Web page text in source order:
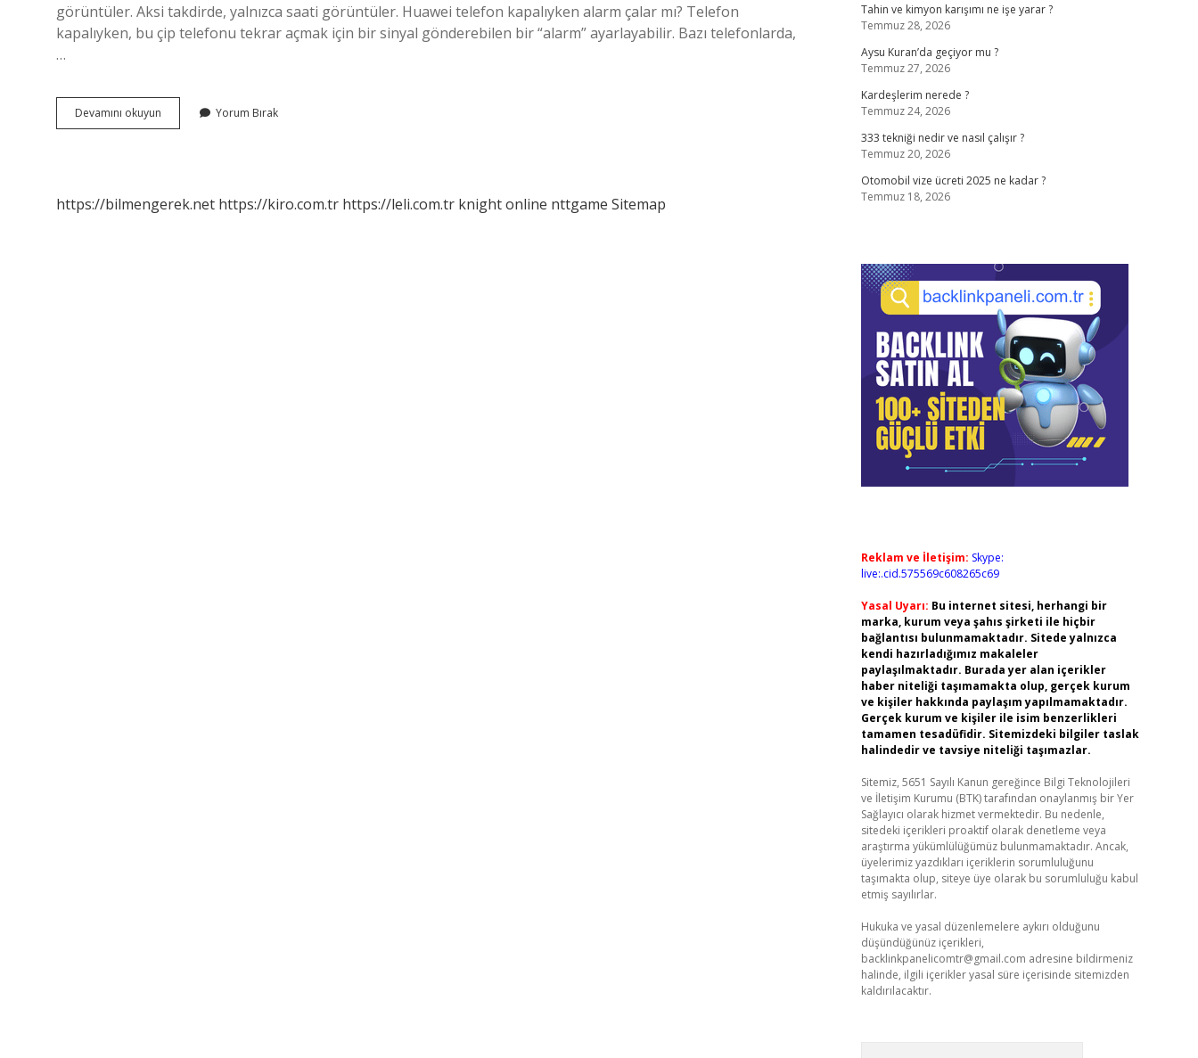
görüntüler. Aksi takdirde, yalnızca saati görüntüler. Huawei telefon kapalıyken alarm çalar mı? Telefon
kapalıyken, bu çip telefonu tekrar açmak için bir sinyal gönderebilen bir “alarm” ayarlayabilir. Bazı telefonlarda,
…
Devamını okuyun
Alarm
Yorum Bırak
https://bilmengerek.net https://kiro.com.tr https://leli.com.tr knight online nttgame Sitemap
Tahin ve kimyon karışımı ne işe yarar ?
Temmuz 28, 2026
Aysu Kuran’da geçiyor mu ?
Temmuz 27, 2026
Kardeşlerim nerede ?
Temmuz 24, 2026
333 tekniği nedir ve nasıl çalışır ?
Temmuz 20, 2026
Otomobil vize ücreti 2025 ne kadar ?
Temmuz 18, 2026
Reklam ve İletişim: Skype:
live:.cid.575569c608265c69
Yasal Uyarı: Bu internet sitesi, herhangi bir
marka, kurum veya şahıs şirketi ile hiçbir
bağlantısı bulunmamaktadır. Sitede yalnızca
kendi hazırladığımız makaleler
paylaşılmaktadır. Burada yer alan içerikler
haber niteliği taşımamakta olup, gerçek kurum
ve kişiler hakkında paylaşım yapılmamaktadır.
Gerçek kurum ve kişiler ile isim benzerlikleri
tamamen tesadüfidir. Sitemizdeki bilgiler taslak
halindedir ve tavsiye niteliği taşımazlar.
Sitemiz, 5651 Sayılı Kanun gereğince Bilgi Teknolojileri
ve İletişim Kurumu (BTK) tarafından onaylanmış bir Yer
Sağlayıcı olarak hizmet vermektedir. Bu nedenle,
sitedeki içerikleri proaktif olarak denetleme veya
araştırma yükümlülüğümüz bulunmamaktadır. Ancak,
üyelerimiz yazdıkları içeriklerin sorumluluğunu
taşımakta olup, siteye üye olarak bu sorumluluğu kabul
etmiş sayılırlar.
Hukuka ve yasal düzenlemelere aykırı olduğunu
düşündüğünüz içerikleri,
backlinkpanelicomtr@gmail.com adresine bildirmeniz
halinde, ilgili içerikler yasal süre içerisinde sitemizden
kaldırılacaktır.